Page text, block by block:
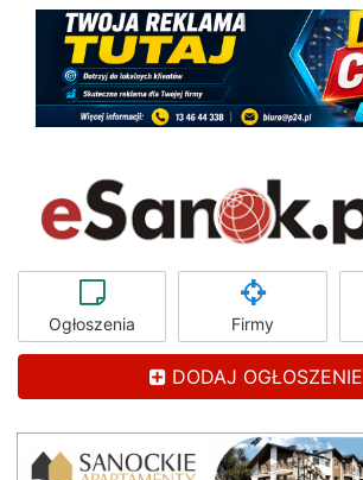
Ogłoszenia Firmy
DODAJ OGŁOSZENIE